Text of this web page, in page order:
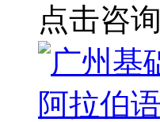
点击咨询